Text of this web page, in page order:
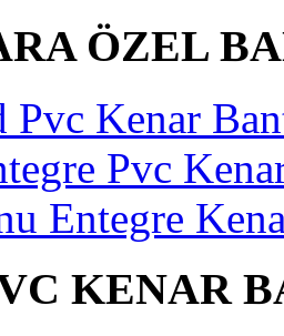
ÖZEL
Pvc Kenar
Pvc
Entegre
KENAR